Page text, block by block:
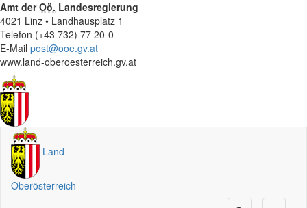
Amt derOö. Landesregierung
4021 Linz • Landhausplatz 1
Telefon (+43 732) 77 20-0
E-Mail post@ooe.gv.at
www.land-oberoesterreich.gv.at
Land
Oberösterreich